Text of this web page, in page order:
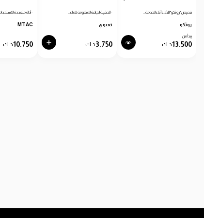
قميص "روثكو" للأداء أثناء الخدمة…
روثكو
يبدأ من
13.500د.ك
- الحقيبة الجافة المقاومة للماء…
تعبوي
3.750د.ك
- أداة متعددة
MTAC
10.750د.ك